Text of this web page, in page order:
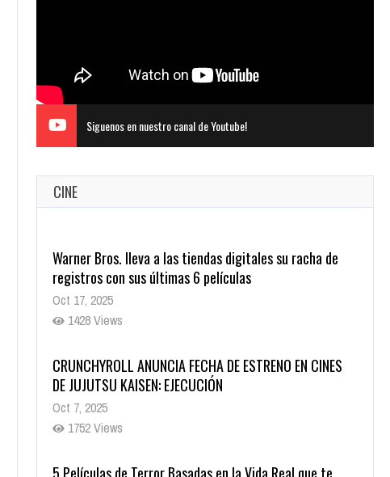
Siguenos en nuestro canal de Youtube!
CINE
Warner Bros. lleva a las tiendas digitales su racha de
registros con sus últimas 6 películas
Oct 17, 2025
1428 Views
CRUNCHYROLL ANUNCIA FECHA DE ESTRENO EN CINES
DE JUJUTSU KAISEN: EJECUCIÓN
Oct 7, 2025
1752 Views
5 Películas de Terror Basadas en la Vida Real que te